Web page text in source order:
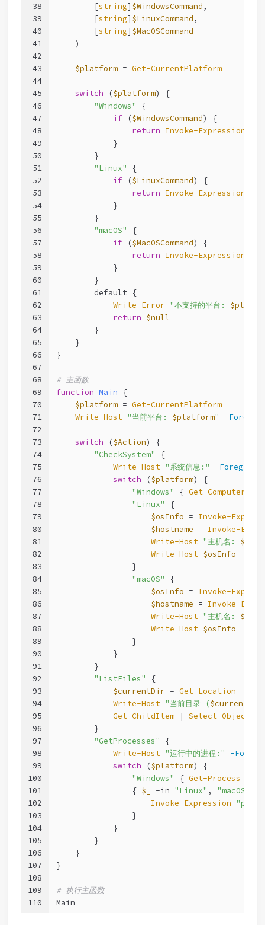
38
39
40
41
42
43
44
45
46
47
48
49
50
51
52
53
54
55
56
57
58
59
60
61
62
63
64
65
66
67
68
69
70
71
72
73
74
75
76
77
78
79
80
81
82
83
84
85
86
87
88
89
90
91
92
93
94
95
96
97
98
99
100
101
102
103
104
105
106
107
108
109
110
        [
string] $WindowsCommand,
        [
string] $LinuxCommand,
        [
string] $MacOSCommand
    )
$platform = Get-CurrentPlatform
switch ($platform) {
"Windows" {
if ($WindowsCommand) {
return Invoke-Expression
            }
        }
"Linux" {
if ($LinuxCommand) {
return Invoke-Expression
            }
        }
"macOS" {
if ($MacOSCommand) {
return Invoke-Expression
            }
        }
        default {
Write-Error "不支持的平台:
return $null
        }
    }
}
# 主函数
function Main {
$platform = Get-CurrentPlatform
Write-Host "当前平台: $platform" -
switch ($Action) {
"CheckSystem" {
Write-Host "系统信息:"
-
switch ($platform) {
"Windows" { Get-ComputerInfo
"Linux" {
$osInfo = Invoke-
$hostname = Invoke-
Write-Host "主机名:
Write-Host $osInfo
                }
"macOS" {
$osInfo = Invoke-
$hostname = Invoke-
Write-Host "主机名:
Write-Host $osInfo
                }
            }
        }
"ListFiles" {
$currentDir = Get-Location
Write-Host "当前目录 ($currentDir
Get-ChildItem | Select-Object
        }
"GetProcesses" {
Write-Host "运行中的进程:"
-
switch ($platform) {
"Windows" { Get-Process
                {
$_ -in "Linux" , "macOS"
Invoke-Expression "ps -
                }
            }
        }
    }
}
# 执行主函数
Main